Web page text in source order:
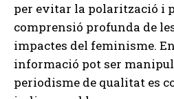
per evitar la polarització i
comprensió profunda de
impactes del feminisme.
informació pot ser
periodisme de qualitat es